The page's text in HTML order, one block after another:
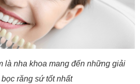
là nha khoa mang đến những giải
răng sứ tốt nhất